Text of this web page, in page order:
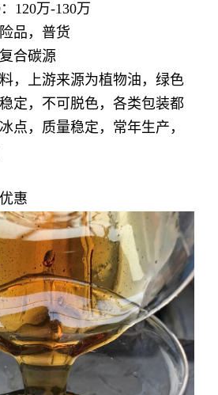
120万-130万
品，普货
合碳源
，上游来源为植物油，绿色
定，不可脱色，各类包装都
点，质量稳定，常年生产，
惠